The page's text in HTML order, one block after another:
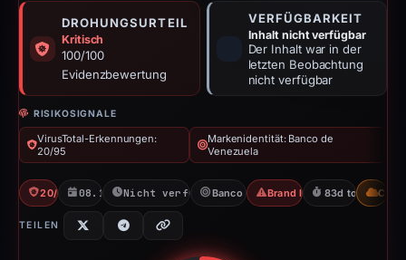
DROHUNGSURTEIL
Kritisch
100/100
Evidenzbewertung
VERFÜGBARKEIT
Inhalt nicht verfügbar
Der Inhalt war in der
letzten Beobachtung
nicht verfügbar
RISIKOSIGNALE
VirusTotal-Erkennungen:
20/95
Markenidentität: Banco de
Venezuela
20/95 VT08.12.2025Nicht verfügbar seit 06.06.2026
Banco de VenezuelaBrand Impersonation
83d to CDN
TEILEN